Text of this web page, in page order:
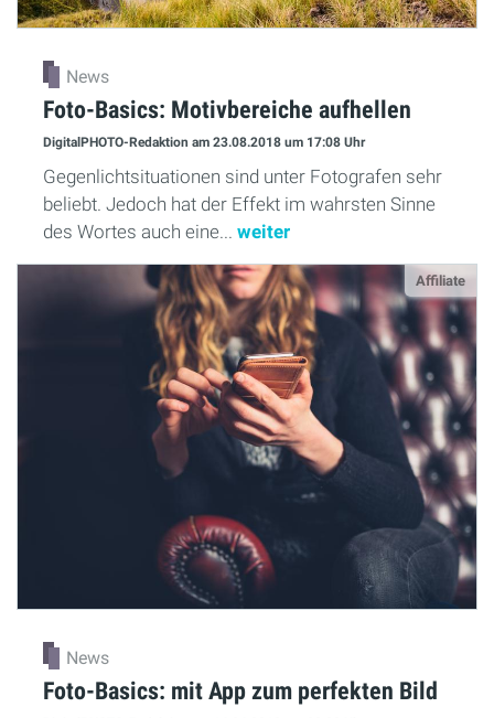
News
Foto-Basics: Motivbereiche aufhellen
DigitalPHOTO-Redaktion am 23.08.2018 um 17:08 Uhr
Gegenlichtsituationen sind unter Fotografen sehr
beliebt. Jedoch hat der Effekt im wahrsten Sinne
des Wortes auch eine... weiter
Affiliate
News
Foto-Basics: mit App zum perfekten Bild